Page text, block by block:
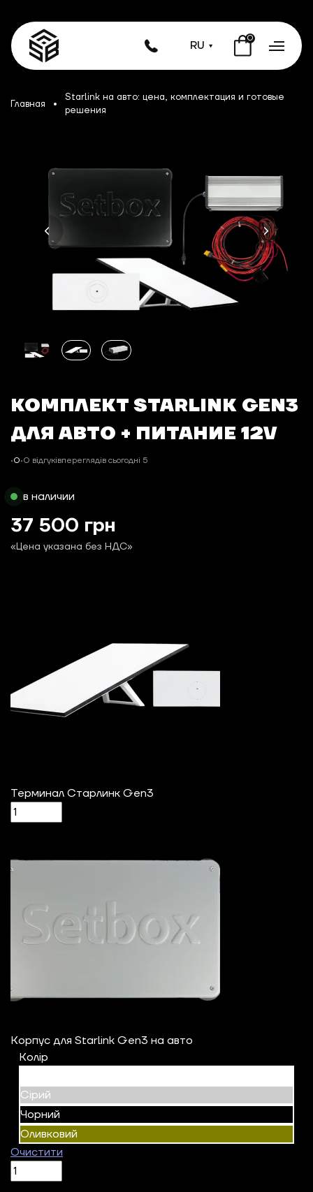
RU
0
Главная
Starlink на авто: цена, комплектация и готовые
решения
КОМПЛЕКТ STARLINK GEN3
ДЛЯ АВТО + ПИТАНИЕ 12V
•0•0 відгуківпереглядів сьогодні 5
в наличии
37 500 грн
«Цена указана без НДС»
Терминал Старлинк Gen3
Корпус для Starlink Gen3 на авто
Колір
Сірий
Чорний
Оливковий
Очистити